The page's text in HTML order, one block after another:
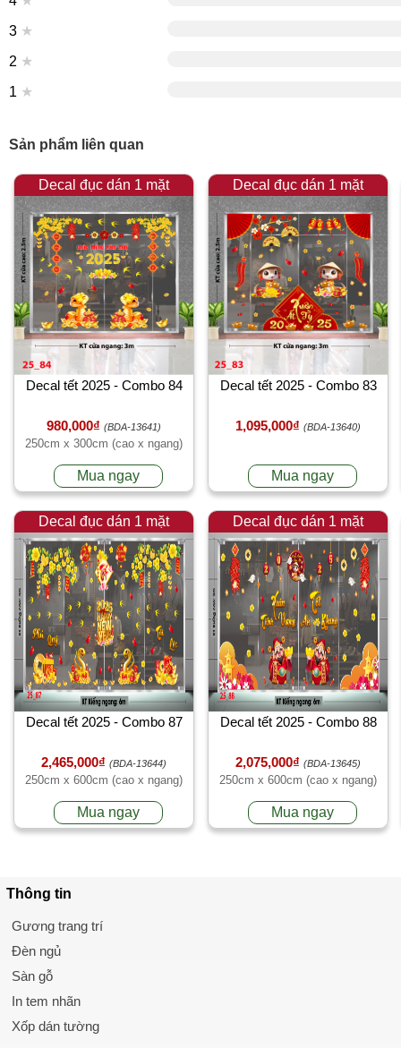
3 ★
2 ★
1 ★
Sản phẩm liên quan
Decal đục dán 1 mặt
Decal tết 2025 - Combo 84
980,000₫ (BDA-13641)
250cm x 300cm (cao x ngang)
Mua ngay
Decal đục dán 1 mặt
Decal tết 2025 - Combo 83
1,095,000₫ (BDA-13640)
Mua ngay
Decal đục dán 1 mặt
Decal tết 2025 - Combo 87
2,465,000₫ (BDA-13644)
250cm x 600cm (cao x ngang)
Mua ngay
Decal đục dán 1 mặt
Decal tết 2025 - Combo 88
2,075,000₫ (BDA-13645)
250cm x 600cm (cao x ngang)
Mua ngay
Thông tin
Gương trang trí
Đèn ngủ
Sàn gỗ
In tem nhãn
Xốp dán tường